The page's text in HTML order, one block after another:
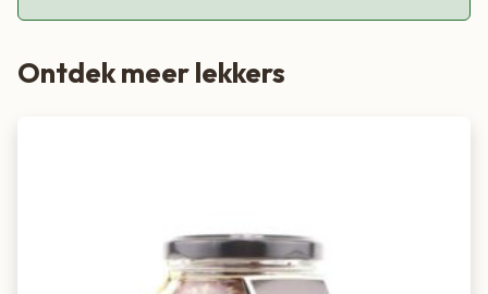
Ontdek meer lekkers